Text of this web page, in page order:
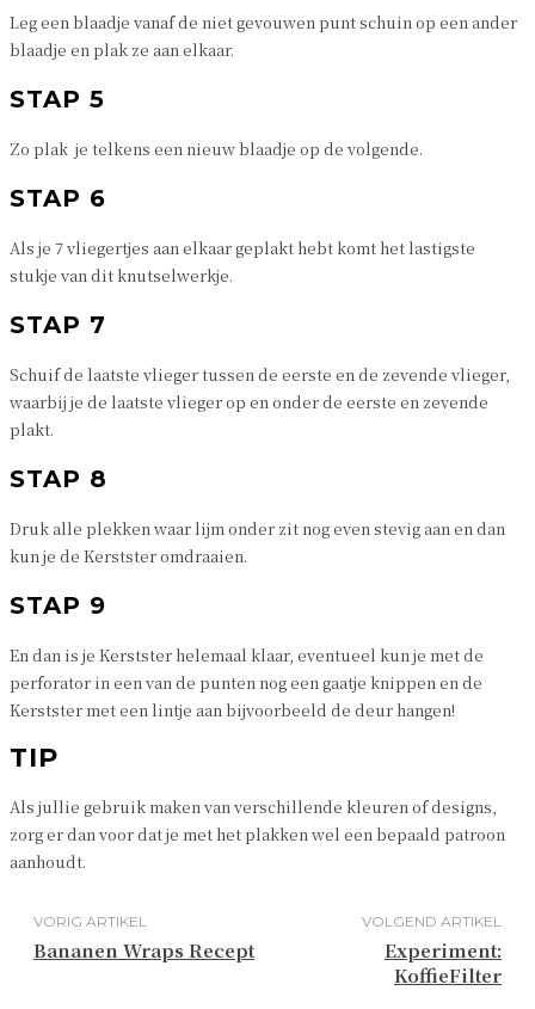
Leg een blaadje vanaf de niet gevouwen punt schuin op een ander
blaadje en plak ze aan elkaar.
STAP 5
Zo plak je telkens een nieuw blaadje op de volgende.
STAP 6
Als je 7 vliegertjes aan elkaar geplakt hebt komt het lastigste
stukje van dit knutselwerkje.
STAP 7
Schuif de laatste vlieger tussen de eerste en de zevende vlieger,
waarbij je de laatste vlieger op en onder de eerste en zevende
plakt.
STAP 8
Druk alle plekken waar lijm onder zit nog even stevig aan en dan
kun je de Kerstster omdraaien.
STAP 9
En dan is je Kerstster helemaal klaar, eventueel kun je met de
perforator in een van de punten nog een gaatje knippen en de
Kerstster met een lintje aan bijvoorbeeld de deur hangen!
TIP
Als jullie gebruik maken van verschillende kleuren of designs,
zorg er dan voor dat je met het plakken wel een bepaald patroon
aanhoudt.
VORIG ARTIKEL
Bananen Wraps Recept
VOLGEND ARTIKEL
Experiment:
KoffieFilter